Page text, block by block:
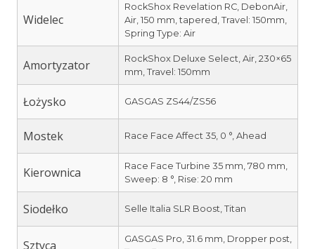
Widelec
RockShox Revelation RC, DebonAir,
Air, 150 mm, tapered, Travel: 150mm,
Spring Type: Air
Amortyzator
RockShox Deluxe Select, Air, 230×65
mm, Travel: 150mm
Łożysko GASGAS ZS44/ZS56
Mostek Race Face Affect 35, 0 °, Ahead
Kierownica
Race Face Turbine 35 mm, 780 mm,
Sweep: 8 °, Rise: 20 mm
Siodełko Selle Italia SLR Boost, Titan
Sztyca
GASGAS Pro, 31.6 mm, Dropper post,